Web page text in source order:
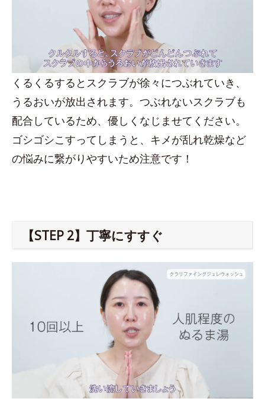
くるくるするとスクラブが徐々につぶれていき、
うるおいが放出されます。つぶれないスクラブも
配合しているため、優しくなじませてください。
ゴシゴシこすってしまうと、キメが乱れ乾燥など
の悩みに繋がりやすいため注意です！
【STEP 2】丁寧にすすぐ